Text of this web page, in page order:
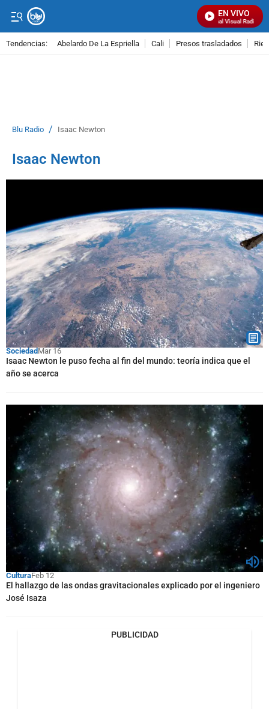
EN VIVO
Señal Visual Radio
Tendencias: Abelardo De La Espriella Cali Presos trasladados
Blu Radio / Isaac Newton
Isaac Newton
SociedadMar 16
Isaac Newton le puso fecha al fin del mundo: teoría indica que el
año se acerca
CulturaFeb 12
El hallazgo de las ondas gravitacionales explicado por el ingeniero
José Isaza
PUBLICIDAD